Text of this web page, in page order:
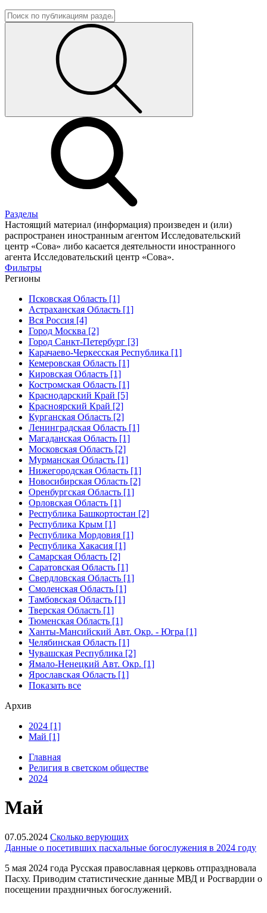
Разделы
Настоящий материал (информация) произведен и (или)
распространен иностранным агентом Исследовательский
центр «Сова» либо касается деятельности иностранного
агента Исследовательский центр «Сова».
Фильтры
Регионы
Псковская Область [1]
Астраханская Область [1]
Вся Россия [4]
Город Москва [2]
Город Санкт-Петербург [3]
Карачаево-Черкесская Республика [1]
Кемеровская Область [1]
Кировская Область [1]
Костромская Область [1]
Краснодарский Край [5]
Красноярский Край [2]
Курганская Область [2]
Ленинградская Область [1]
Магаданская Область [1]
Московская Область [2]
Мурманская Область [1]
Нижегородская Область [1]
Новосибирская Область [2]
Оренбургская Область [1]
Орловская Область [1]
Республика Башкортостан [2]
Республика Крым [1]
Республика Мордовия [1]
Республика Хакасия [1]
Самарская Область [2]
Саратовская Область [1]
Свердловская Область [1]
Смоленская Область [1]
Тамбовская Область [1]
Тверская Область [1]
Тюменская Область [1]
Ханты-Мансийский Авт. Окр. - Югра [1]
Челябинская Область [1]
Чувашская Республика [2]
Ямало-Ненецкий Авт. Окр. [1]
Ярославская Область [1]
Показать все
Архив
2024 [1]
Май [1]
Главная
Религия в светском обществе
2024
Май
07.05.2024 Сколько верующих
Данные о посетивших пасхальные богослужения в 2024 году
5 мая 2024 года Русская православная церковь отпраздновала
Пасху. Приводим статистические данные МВД и Росгвардии о
посещении праздничных богослужений.